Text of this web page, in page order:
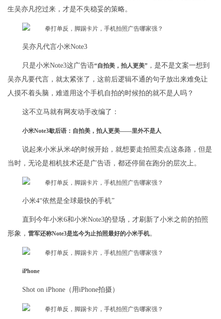
生吴亦凡挖过来，才是不失稳妥的策略。
吴亦凡代言小米Note3
只是小米Note3这广告语“自拍美，拍人更美” ，是不是文案一想到
吴亦凡要代言，就太紧张了，这前后逻辑不通的句子放出来难免让
人摸不着头脑，难道用这个手机自拍的时候拍的就不是人吗？
这不立马就有网友动手改编了：
小米Note3歇后语：自拍美，拍人更美——里外不是人
说起来小米从米4的时候开始，就想要走拍照卖点这条路，但是
当时，无论是相机技术还是广告语，都还停留在跑分的层次上。
小米4“依然是全球最快的手机”
直到今年小米6和小米Note3的登场，才刷新了小米之前的拍照
形象， 雷军还称Note3是迄今为止拍照最好的小米手机。
iPhone
Shot on iPhone（用iPhone拍摄）